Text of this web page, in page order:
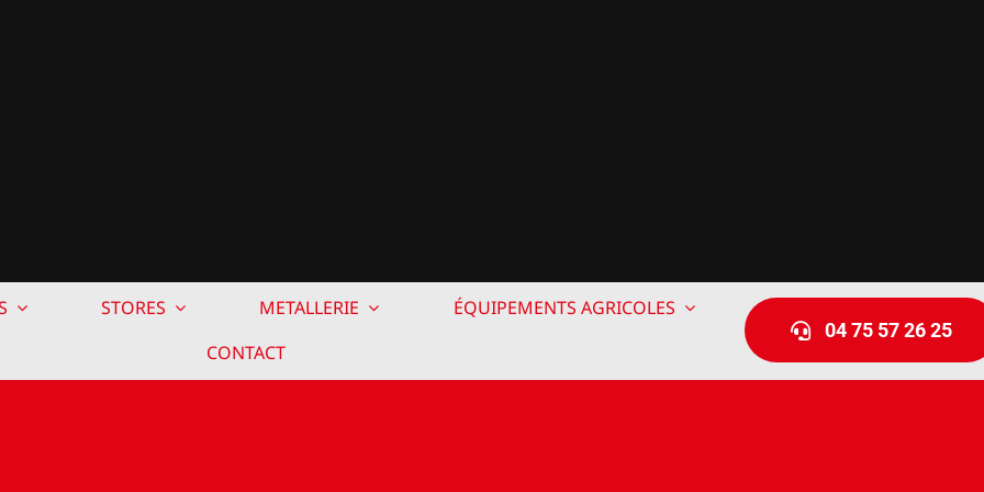
STORES METALLERIE
ÉQUIPEMENTS AGRICOLES
CONTACT
04 75 57 26 25